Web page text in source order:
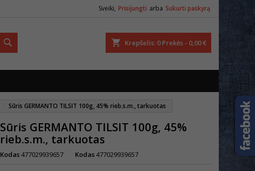
Sveiki, Prisijungti arba Sukurti paskyrą
Krepšelis 0 Prekės - 0,00 €
Sūris GERMANTO TILSIT 100g, 45% rieb.s.m., tarkuotas
Sūris GERMANTO TILSIT 100g, 45%
rieb.s.m., tarkuotas
Kodas477029939657 Kodas477029939657